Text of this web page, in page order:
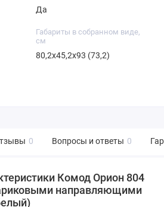
Да
Габариты в собранном виде,
см
80,2х45,2х93 (73,2)
0 Вопросы и ответы 0
Комод Орион 804
направляющими